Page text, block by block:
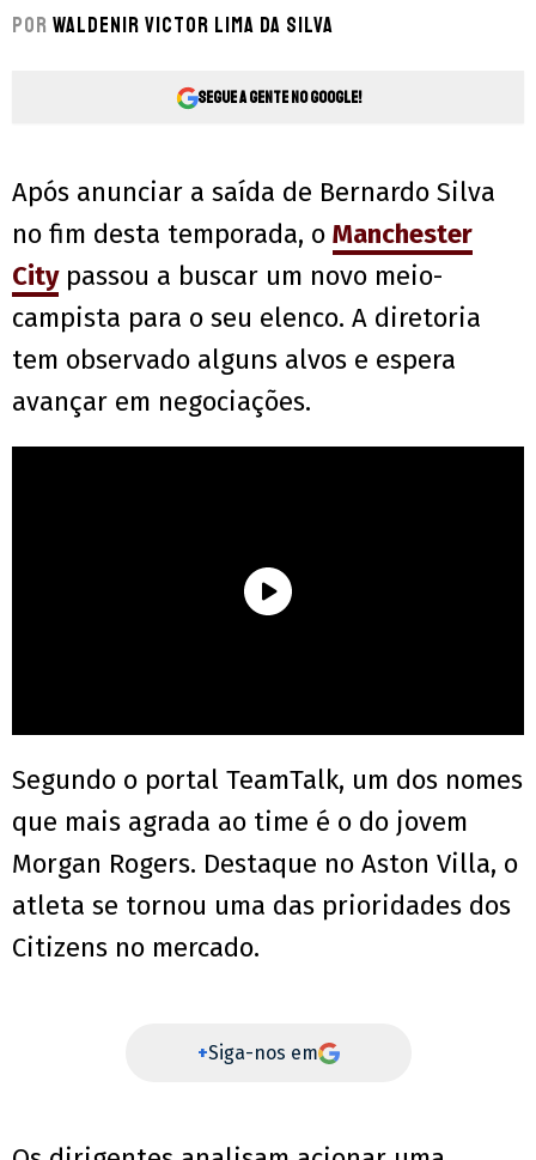
Por Waldenir Victor Lima Da Silva
Segue a gente no Google!
Após anunciar a saída de Bernardo Silva
no fim desta temporada, o Manchester
Citypassou a buscar um novo meio-
campista para o seu elenco. A diretoria
tem observado alguns alvos e espera
avançar em negociações.
Segundo o portal TeamTalk, um dos nomes
que mais agrada ao time é o do jovem
Morgan Rogers. Destaque no Aston Villa, o
atleta se tornou uma das prioridades dos
Citizens no mercado.
+Siga-nos em